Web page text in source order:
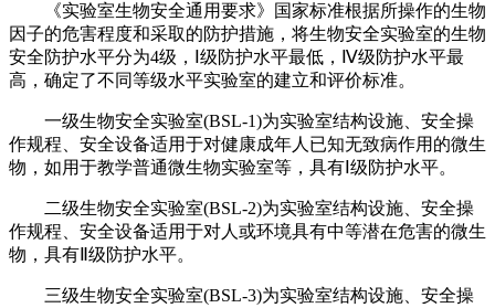
《实验室生物安全通用要求》国家标准根据所操作的生物
因子的危害程度和采取的防护措施，将生物安全实验室的生物
安全防护水平分为4级，Ⅰ级防护水平最低，Ⅳ级防护水平最
高，确定了不同等级水平实验室的建立和评价标准。
一级生物安全实验室(BSL-1)为实验室结构设施、安全操
作规程、安全设备适用于对健康成年人已知无致病作用的微生
物，如用于教学普通微生物实验室等，具有Ⅰ级防护水平。
二级生物安全实验室(BSL-2)为实验室结构设施、安全操
作规程、安全设备适用于对人或环境具有中等潜在危害的微生
物，具有Ⅱ级防护水平。
三级生物安全实验室(BSL-3)为实验室结构设施、安全操